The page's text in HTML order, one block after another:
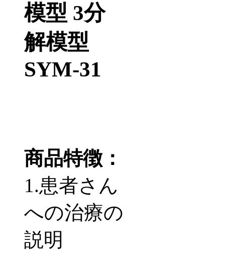
模型 3分
解模型
SYM-31
商品特徴：
1.患者さん
への治療の
説明